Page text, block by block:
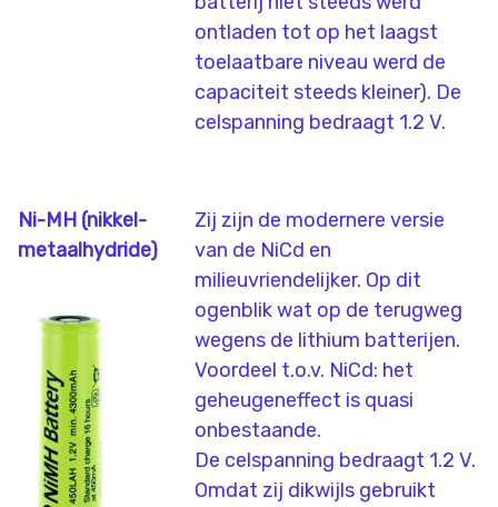
ontladen tot op het laagst
toelaatbare niveau werd de
capaciteit steeds kleiner). De
celspanning bedraagt 1.2 V.
Ni-MH (nikkel-
metaalhydride)
Zij zijn de modernere versie
van de NiCd en
milieuvriendelijker. Op dit
ogenblik wat op de terugweg
wegens de lithium batterijen.
Voordeel t.o.v. NiCd: het
geheugeneffect is quasi
onbestaande.
De celspanning bedraagt 1.2 V.
Omdat zij dikwijls gebruikt